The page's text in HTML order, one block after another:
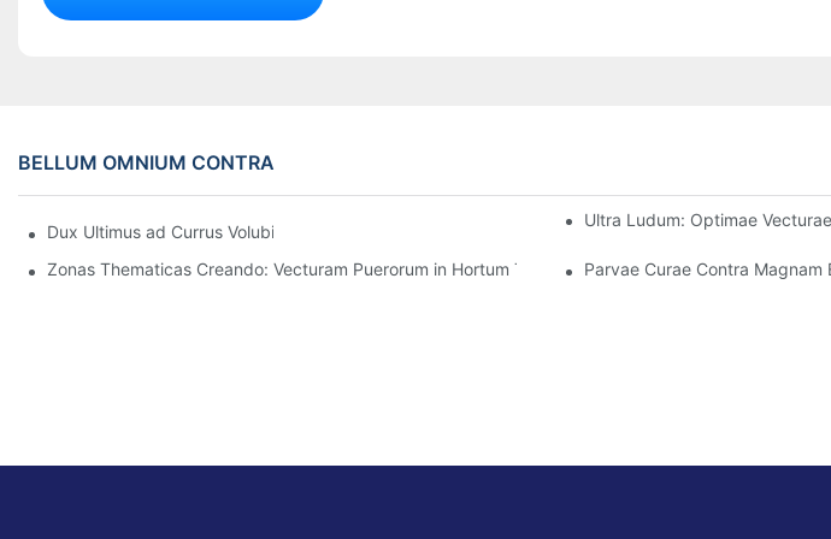
BELLUM OMNIUM CONTRA
Dux Ultimus ad Currus Volubiles 360 Graduum Pueris
Ultra Ludum: Optimae
Zonas Thematicas Creando: Vecturam Puerorum in Hortum Tuum IntegrandoParvae Curae Contra